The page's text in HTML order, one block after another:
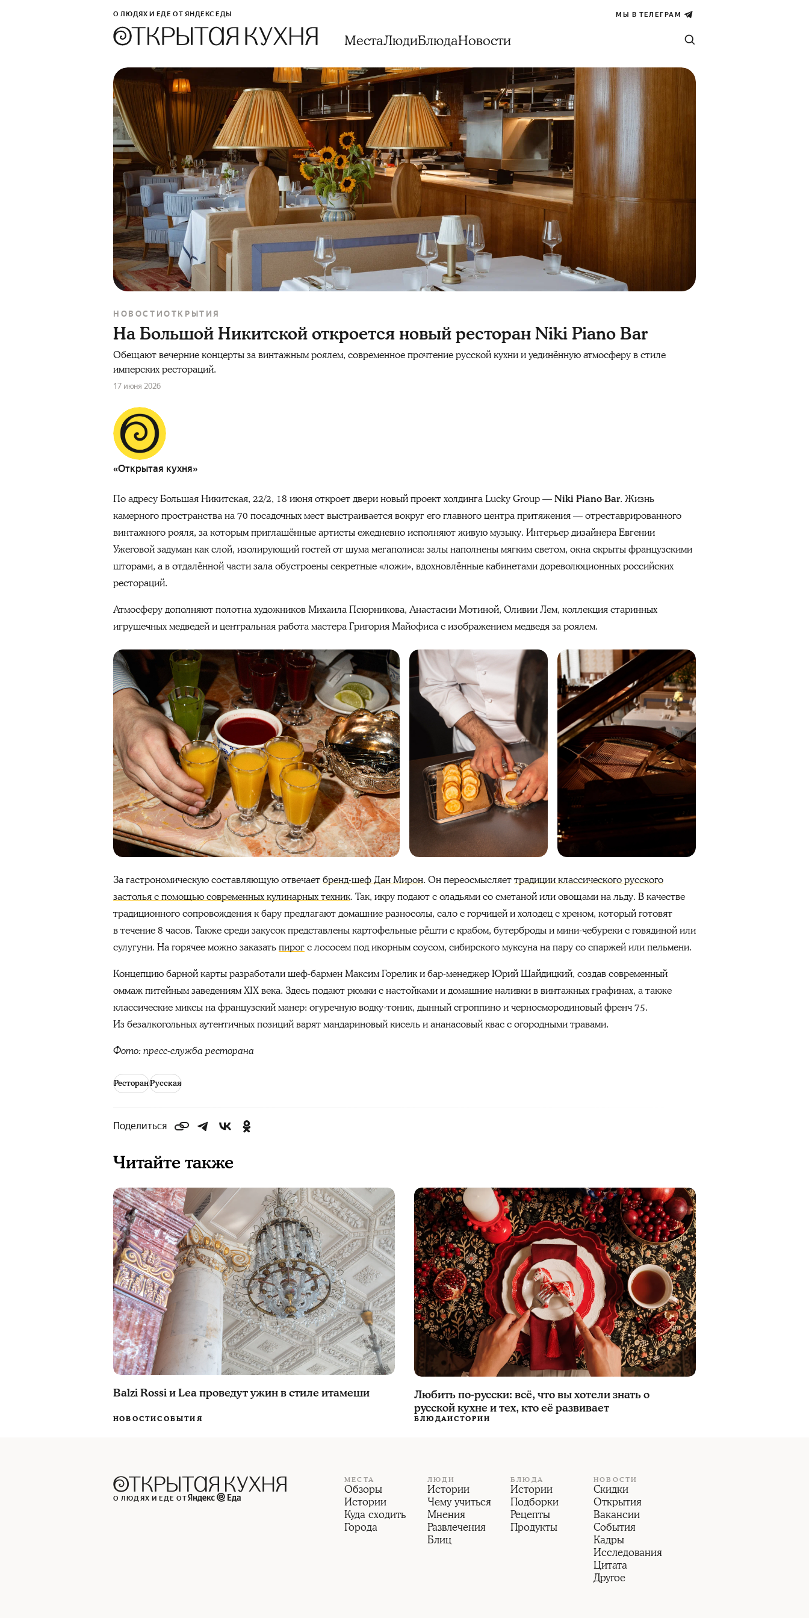
О ЛЮДЯХ И ЕДЕ ОТ ЯНДЕКС ЕДЫ МЫ В ТЕЛЕГРАМ
МестаЛюдиБлюдаНовости
НОВОСТИОТКРЫТИЯ
На Большой Никитской откроется новый ресторан Niki Piano Bar
Обещают вечерние концерты за винтажным роялем, современное прочтение русской кухни и уединённую атмосферу в стиле
имперских рестораций.
17 июня 2026
«Открытая кухня»
По адресу Большая Никитская, 22/2, 18 июня откроет двери новый проект холдинга Lucky Group —Niki Piano Bar. Жизнь
камерного пространства на 70 посадочных мест выстраивается вокруг его главного центра притяжения — отреставрированного
винтажного рояля, за которым приглашённые артисты ежедневно исполняют живую музыку. Интерьер дизайнера Евгении
Ужеговой задуман как слой, изолирующий гостей от шума мегаполиса: залы наполнены мягким светом, окна скрыты французскими
шторами, а в отдалённой части зала обустроены секретные «ложи», вдохновлённые кабинетами дореволюционных российских
рестораций.
Атмосферу дополняют полотна художников Михаила Псюрникова, Анастасии Мотиной, Оливии Лем, коллекция старинных
игрушечных медведей и центральная работа мастера Григория Майофиса с изображением медведя за роялем.
За гастрономическую составляющую отвечаетбренд-шеф Дан Мирон. Он переосмысляеттрадиции классического русского
застолья с помощью современных кулинарных техник. Так, икру подают с оладьями со сметаной или овощами на льду. В качестве
традиционного сопровождения к бару предлагают домашние разносолы, сало с горчицей и холодец с хреном, который готовят
в течение 8 часов. Также среди закусок представлены картофельные рёшти с крабом, бутерброды и мини-чебуреки с говядиной или
сулугуни. На горячее можно заказатьпирогс лососем под икорным соусом, сибирского муксуна на пару со спаржей или пельмени.
Концепцию барной карты разработали шеф-бармен Максим Горелик и бар-менеджер Юрий Шайдицкий, создав современный
оммаж питейным заведениям XIX века. Здесь подают рюмки с настойками и домашние наливки в винтажных графинах, а также
классические миксы на французский манер: огуречную водку-тоник, дынный сгроппино и черносмородиновый френч 75.
Из безалкогольных аутентичных позиций варят мандариновый кисель и ананасовый квас с огородными травами.
Фото: пресс-служба ресторана
РесторанРусская
Поделиться
Читайте также
Balzi Rossi и Lea проведут ужин в стиле итамеши
НОВОСТИСОБЫТИЯ
Любить по-русски: всё, что вы хотели знать о
русской кухне и тех, кто её развивает
БЛЮДАИСТОРИИ
О ЛЮДЯХ И ЕДЕ ОТ
МЕСТА
Обзоры
Истории
Куда сходить
Города
ЛЮДИ
Истории
Чему учиться
Мнения
Развлечения
Блиц
БЛЮДА
Истории
Подборки
Рецепты
Продукты
НОВОСТИ
Скидки
Открытия
Вакансии
События
Кадры
Исследования
Цитата
Другое